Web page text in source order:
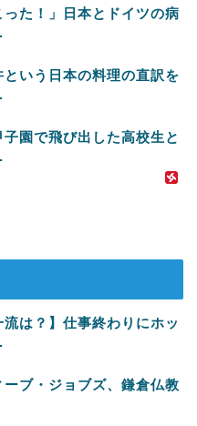
た！」日本とドイツの病
いう日本の料理の直訳を
園で飛び出した高校生と
流は？】仕事終わりにホッ
ーブ・ジョブズ、鎌倉仏教